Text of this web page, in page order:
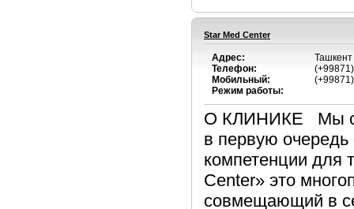
Star Med Center
Адрес:
Телефон:
Мобильный:
Режим работы:
Ташкент
О КЛИНИКЕ Мы
в первую
компетенции для
Center» это
совмещающий в